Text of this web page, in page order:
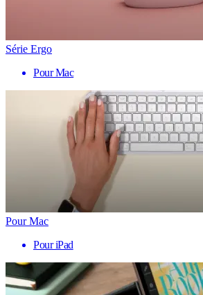
Série Ergo
Pour Mac
Pour Mac
Pour iPad